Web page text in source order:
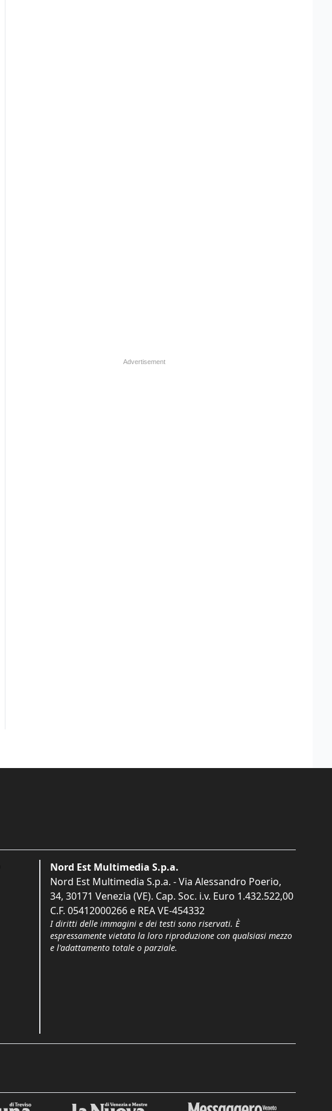
Nord Est Multimedia S.p.a.
Nord Est Multimedia S.p.a. - Via Alessandro Poerio,
34, 30171 Venezia (VE). Cap. Soc. i.v. Euro 1.432.522,00
C.F. 05412000266 e REA VE-454332
I diritti delle immagini e dei testi sono riservati. È
espressamente vietata la loro riproduzione con qualsiasi mezzo
e l'adattamento totale o parziale.